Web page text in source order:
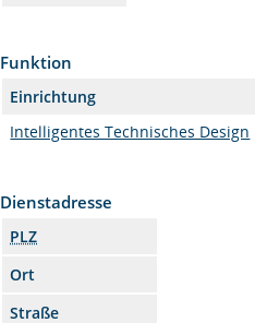
Funktion
Einrichtung
Intelligentes Technisches Design
Dienstadresse
PLZ
Ort
Straße